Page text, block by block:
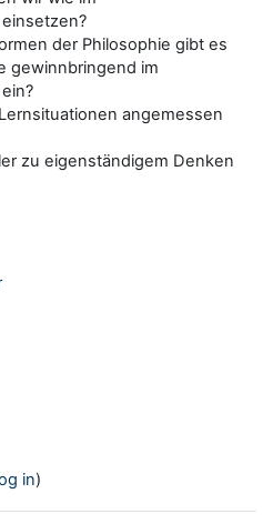
der Philosophie gibt es
gewinnbringend im
angemessen
zu eigenständigem Denken
in)